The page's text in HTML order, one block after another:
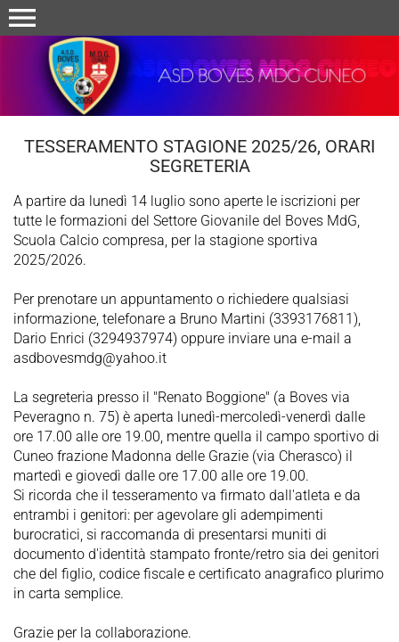
menu
TESSERAMENTO STAGIONE 2025/26, ORARI
SEGRETERIA
A partire da lunedì 14 luglio sono aperte le iscrizioni per
tutte le formazioni del Settore Giovanile del Boves MdG,
Scuola Calcio compresa, per la stagione sportiva
2025/2026.
Per prenotare un appuntamento o richiedere qualsiasi
informazione, telefonare a Bruno Martini (3393176811),
Dario Enrici (3294937974) oppure inviare una e-mail a
asdbovesmdg@yahoo.it
La segreteria presso il "Renato Boggione" (a Boves via
Peveragno n. 75) è aperta lunedì-mercoledì-venerdì dalle
ore 17.00 alle ore 19.00, mentre quella il campo sportivo di
Cuneo frazione Madonna delle Grazie (via Cherasco) il
martedì e giovedì dalle ore 17.00 alle ore 19.00.
Si ricorda che il tesseramento va firmato dall'atleta e da
entrambi i genitori: per agevolare gli adempimenti
burocratici, si raccomanda di presentarsi muniti di
documento d'identità stampato fronte/retro sia dei genitori
che del figlio, codice fiscale e certificato anagrafico plurimo
in carta semplice.
Grazie per la collaborazione.